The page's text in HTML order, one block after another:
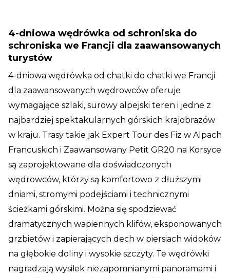
4-dniowa wędrówka od schroniska do
schroniska we Francji dla zaawansowanych
turystów
4-dniowa wędrówka od chatki do chatki we Francji
dla zaawansowanych wędrowców oferuje
wymagające szlaki, surowy alpejski teren i jedne z
najbardziej spektakularnych górskich krajobrazów
w kraju. Trasy takie jak Expert Tour des Fiz w Alpach
Francuskich i Zaawansowany Petit GR20 na Korsyce
są zaprojektowane dla doświadczonych
wędrowców, którzy są komfortowo z dłuższymi
dniami, stromymi podejściami i technicznymi
ścieżkami górskimi. Można się spodziewać
dramatycznych wapiennych klifów, eksponowanych
grzbietów i zapierających dech w piersiach widoków
na głębokie doliny i wysokie szczyty. Te wędrówki
nagradzają wysiłek niezapomnianymi panoramami i